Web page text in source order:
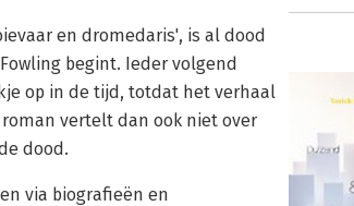
en dromedaris', is al dood
begint. Ieder volgend
op in de tijd, totdat het verhaal
vertelt dan ook niet over
dood.
via biografieën en